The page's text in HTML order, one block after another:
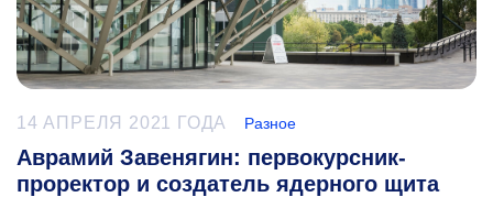
14 АПРЕЛЯ 2021 ГОДА Разное
Аврамий Завенягин: первокурсник-
проректор и создатель ядерного щита